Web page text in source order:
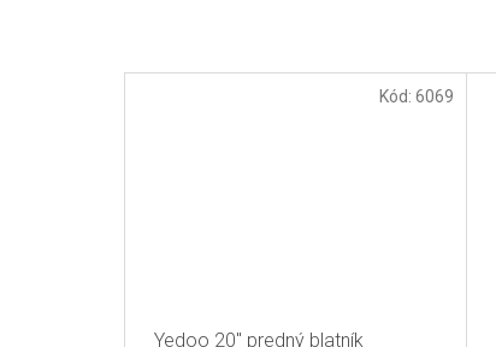
Yedoo 20" predný blatník
Kód: 6069